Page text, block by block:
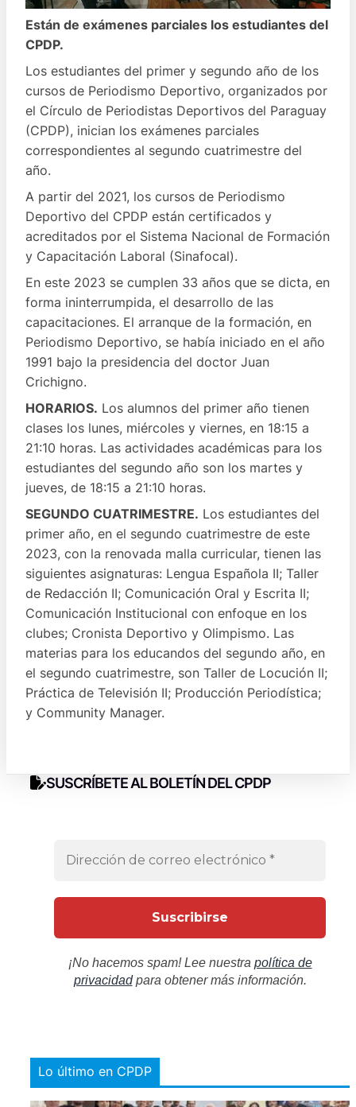
Están de exámenes parciales los estudiantes del
CPDP.
Los estudiantes del primer y segundo año de los
cursos de Periodismo Deportivo, organizados por
el Círculo de Periodistas Deportivos del Paraguay
(CPDP), inician los exámenes parciales
correspondientes al segundo cuatrimestre del
año.
A partir del 2021, los cursos de Periodismo
Deportivo del CPDP están certificados y
acreditados por el Sistema Nacional de Formación
y Capacitación Laboral (Sinafocal).
En este 2023 se cumplen 33 años que se dicta, en
forma ininterrumpida, el desarrollo de las
capacitaciones. El arranque de la formación, en
Periodismo Deportivo, se había iniciado en el año
1991 bajo la presidencia del doctor Juan
Crichigno.
HORARIOS. Los alumnos del primer año tienen
clases los lunes, miércoles y viernes, en 18:15 a
21:10 horas. Las actividades académicas para los
estudiantes del segundo año son los martes y
jueves, de 18:15 a 21:10 horas.
SEGUNDO CUATRIMESTRE. Los estudiantes del
primer año, en el segundo cuatrimestre de este
2023, con la renovada malla curricular, tienen las
siguientes asignaturas: Lengua Española II; Taller
de Redacción II; Comunicación Oral y Escrita II;
Comunicación Institucional con enfoque en los
clubes; Cronista Deportivo y Olimpismo. Las
materias para los educandos del segundo año, en
el segundo cuatrimestre, son Taller de Locución II;
Práctica de Televisión II; Producción Periodística;
y Community Manager.
SUSCRÍBETE AL BOLETÍN DEL CPDP
¡No hacemos spam! Lee nuestra política de
privacidadpara obtener más información.
Lo último en CPDP